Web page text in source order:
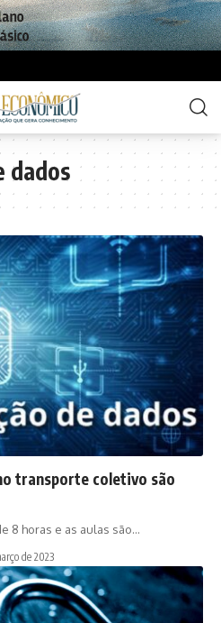
dados
transporte coletivo são
8 horas e as aulas são…
de 2023